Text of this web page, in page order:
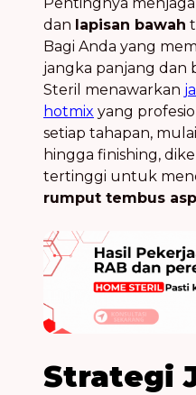
dan lapisan bawah
Bagi Anda yang
jangka panjang dan
Steril menawarkan
hotmix yang
setiap tahapan,
hingga finishing,
tertinggi untuk
rumput tembus
Strategi